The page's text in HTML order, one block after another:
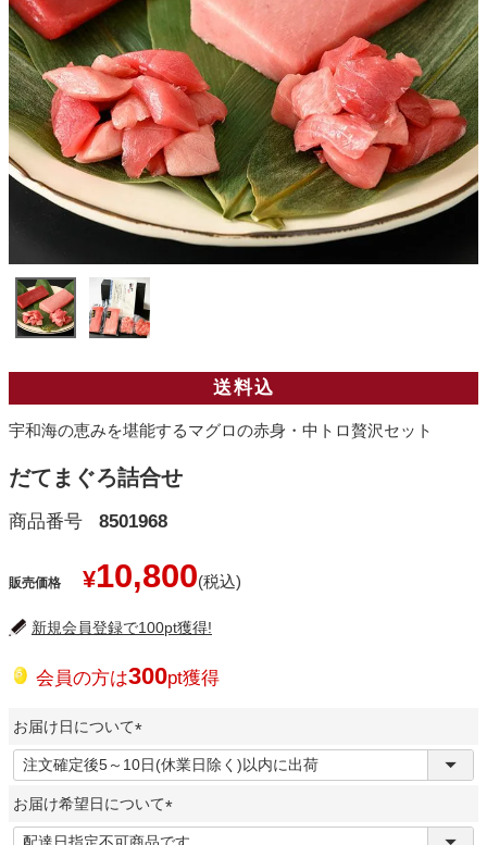
送料込
宇和海の恵みを堪能するマグロの赤身・中トロ贅沢セット
だてまぐろ詰合せ
商品番号 8501968
販売価格 ¥10,800
新規会員登録で100pt獲得!
会員の方は300pt獲得
お届け日について
(
必
須
)
お届け希望日について
(